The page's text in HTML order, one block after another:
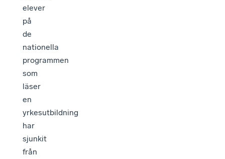
elever
på
de
nationella
programmen
som
läser
en
yrkesutbildning
har
sjunkit
från